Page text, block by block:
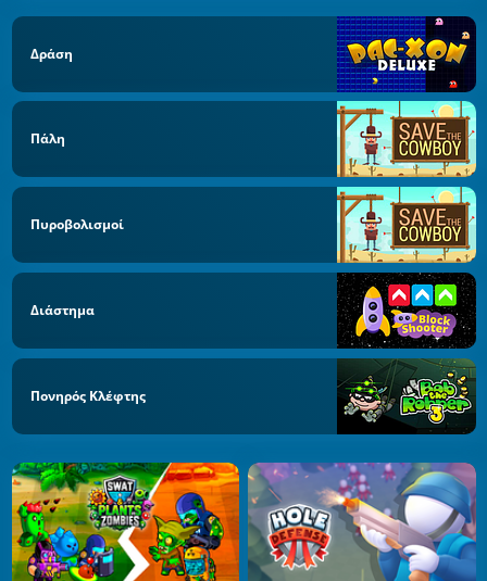
Δράση
Πάλη
Πυροβολισμοί
Διάστημα
Πονηρός Κλέφτης